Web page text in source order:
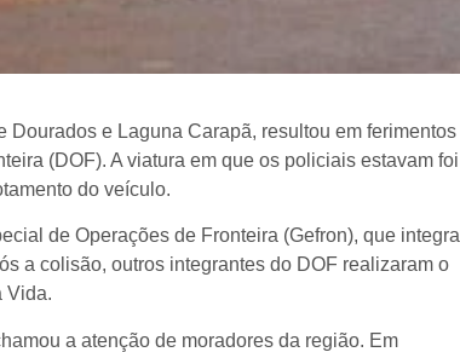
Dourados e Laguna Carapã, resultou em ferimentos
(DOF). A viatura em que os policiais estavam foi
do veículo.
de Operações de Fronteira (Gefron), que integra
a colisão, outros integrantes do DOF realizaram o
Vida.
a atenção de moradores da região. Em